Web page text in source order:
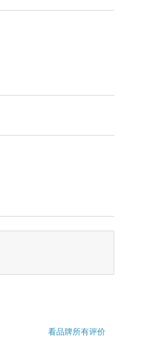
看品牌所有评价